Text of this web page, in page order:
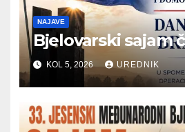
NAJAVE
Bjelovarski sajam
KOL 5, 2026 UREDNIK